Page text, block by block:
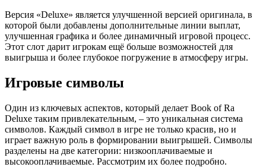
Версия «Deluxe» является улучшенной версией оригинала, в
которой были добавлены дополнительные линии выплат,
улучшенная графика и более динамичный игровой процесс.
Этот слот дарит игрокам ещё больше возможностей для
выигрыша и более глубокое погружение в атмосферу игры.
Игровые символы
Один из ключевых аспектов, который делает Book of Ra
Deluxe таким привлекательным, – это уникальная система
символов. Каждый символ в игре не только красив, но и
играет важную роль в формировании выигрышей. Символы
разделены на две категории: низкооплачиваемые и
высокооплачиваемые. Рассмотрим их более подробно.